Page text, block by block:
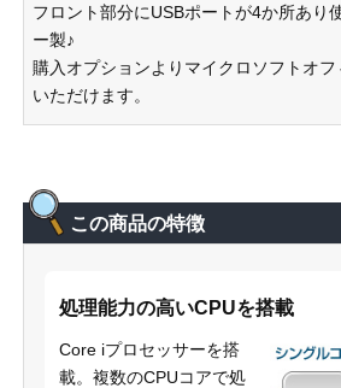
フロント部分にUSBポートが4か所あり
ー製♪
購入オプションよりマイクロソフトオ
いただけます。
この商品の特徴
処理能力の高いCPUを搭載
Core iプロセッサーを搭
載。複数のCPUコアで処